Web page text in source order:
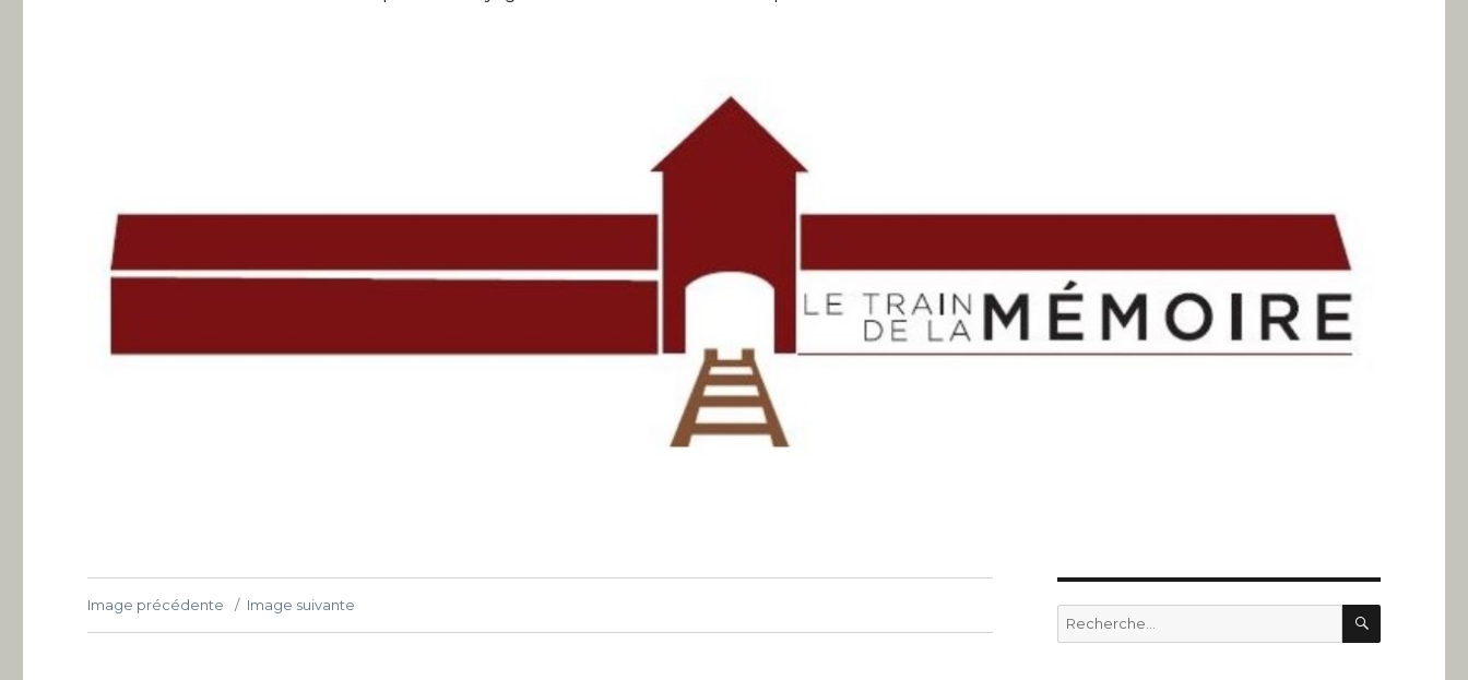
Image précédente Image suivante
Recherche
pour